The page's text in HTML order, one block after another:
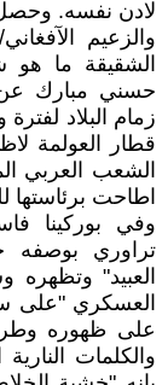
لادن نفسه.
والزعيم
الشقيقة ما
حسني مبارك عن
زمام البلاد
قطار العولمة
الشعب العربي
اطاحت برئاستها
وفي بوركينا
تراوري بوصفه
العبيد" وتظهره
العسكري "على
على ظهوره
والكلمات